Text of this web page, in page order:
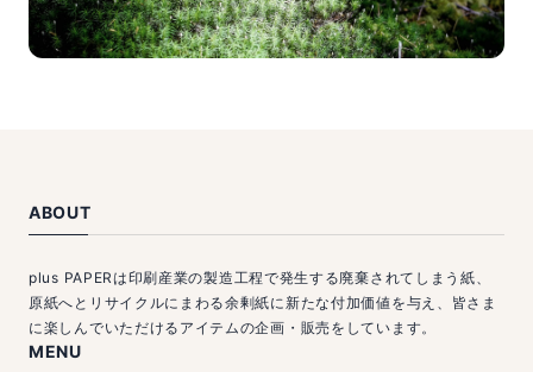
ABOUT
plus PAPERは印刷産業の製造工程で発生する廃棄されてしまう紙、
原紙へとリサイクルにまわる余剰紙に新たな付加価値を与え、皆さま
に楽しんでいただけるアイテムの企画・販売をしています。
MENU